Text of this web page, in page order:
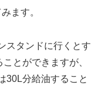
ます。
スタンドに行くとす
とができますが、
30L分給油すること